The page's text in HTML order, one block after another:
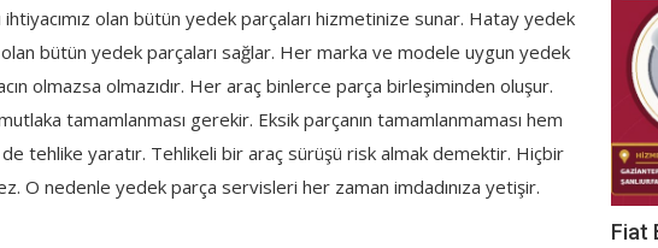
olan bütün yedek parçaları hizmetinize sunar. Hatay yedek
bütün yedek parçaları sağlar. Her marka ve modele uygun yedek
olmazsa olmazıdır. Her araç binlerce parça birleşiminden oluşur.
tamamlanması gerekir. Eksik parçanın tamamlanmaması hem
tehlike yaratır. Tehlikeli bir araç sürüşü risk almak demektir. Hiçbir
O nedenle yedek parça servisleri her zaman imdadınıza yetişir.
Fiat